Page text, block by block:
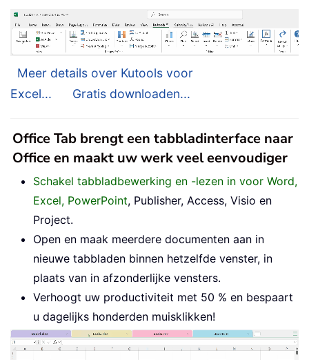
Meer details over Kutools voor
Excel...
Gratis downloaden...
Office Tab brengt een tabbladinterface naar
Office en maakt uw werk veel eenvoudiger
Schakel tabbladbewerking en -lezen in voor Word,
Excel, PowerPoint, Publisher, Access, Visio en
Project.
Open en maak meerdere documenten aan in
nieuwe tabbladen binnen hetzelfde venster, in
plaats van in afzonderlijke vensters.
Verhoogt uw productiviteit met 50 % en bespaart
u dagelijks honderden muisklikken!